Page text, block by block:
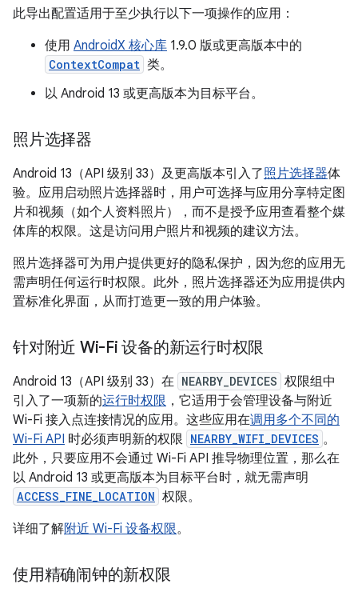
此导出配置适用于至少执行以下一项操作的应用：
使用 AndroidX 核心库 1.9.0 版或更高版本中的
ContextCompat 类。
以 Android 13 或更高版本为目标平台。
照片选择器
Android 13（API 级别 33）及更高版本引入了照片选择器体
验。应用启动照片选择器时，用户可选择与应用分享特定图
片和视频（如个人资料照片），而不是授予应用查看整个媒
体库的权限。这是访问用户照片和视频的建议方法。
照片选择器可为用户提供更好的隐私保护，因为您的应用无
需声明任何运行时权限。此外，照片选择器还为应用提供内
置标准化界面，从而打造更一致的用户体验。
针对附近 Wi-Fi 设备的新运行时权限
Android 13（API 级别 33）在 NEARBY_DEVICES 权限组中
引入了一项新的运行时权限 ，它适用于会管理设备与附近
Wi-Fi 接入点连接情况的应用。这些应用在调用多个不同的
Wi-Fi API 时必须声明新的权限 NEARBY_WIFI_DEVICES 。
此外，只要应用不会通过 Wi-Fi API 推导物理位置，那么在
以 Android 13 或更高版本为目标平台时，就无需声明
ACCESS_FINE_LOCATION 权限。
详细了解附近 Wi-Fi 设备权限。
使用精确闹钟的新权限